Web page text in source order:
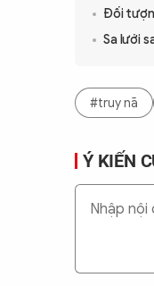
Đối
Sa lưới
#truy nã
Ý KIẾN